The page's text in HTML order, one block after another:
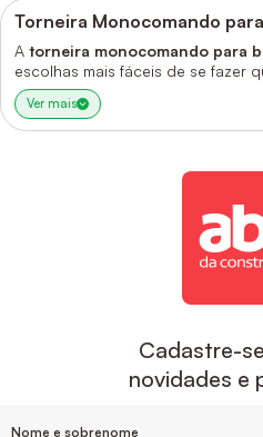
Torneira Monocomando
A torneira monocomando para
escolhas mais fáceis de se fazer
quais metais comprar para a sua
elegante, ela oferece mais
dia a dia.
Abaixo, entenda mais sobre a
Ver mais
Cadastre-
novidades e